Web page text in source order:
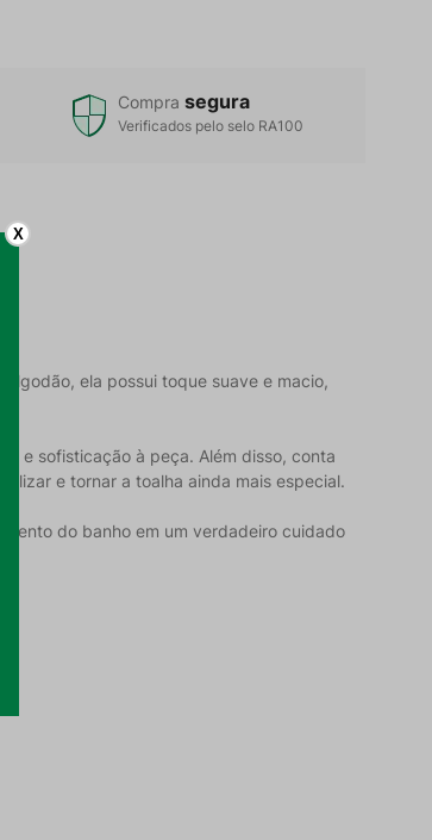
Compra segura
Verificados pelo selo RA100
ela possui toque suave e macio,
e sofisticação à peça. Além disso, conta
e tornar a toalha ainda mais especial.
do banho em um verdadeiro cuidado
X